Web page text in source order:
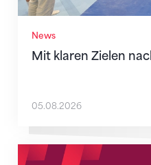
News
Mit klaren Zielen
05.08.2026
Neue Empfangszeiten